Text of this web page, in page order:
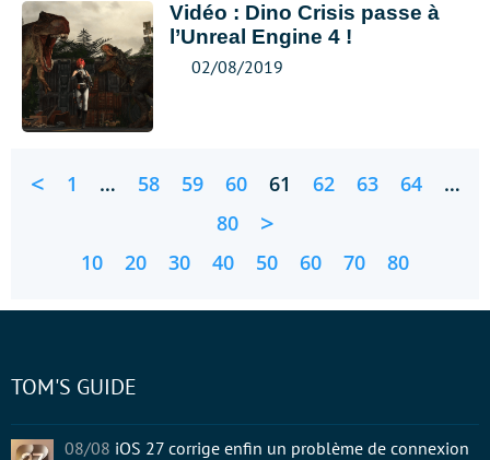
Vidéo : Dino Crisis passe à
l’Unreal Engine 4 !
02/08/2019
< 1 … 58 59 60 61 62 63 64
…
80
>
10 20 30 40 50 60 70 80
TOM'S GUIDE
08/08 iOS 27 corrige enfin un problème de connexion